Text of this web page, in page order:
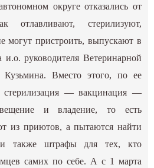
округе отказались от
отлавливают, стерилизуют,
могут пристроить, выпускают в
и.о. руководителя Ветеринарной
Вместо этого, по ее
стерилизация — вакцинация —
и владение, то есть
из приютов, а пытаются найти
также штрафы для тех, кто
самих по себе. А с 1 марта